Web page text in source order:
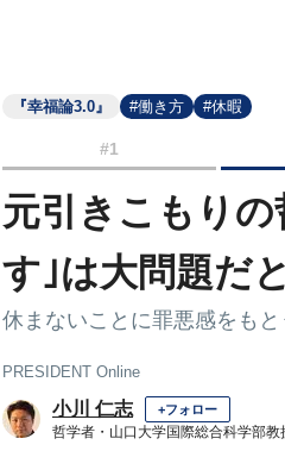
『幸福論3.0』 #働き方 #休暇
#1
元引きこもり
す｣は大問題だ
休まないことに罪悪感をもと
PRESIDENT Online
小川 仁志 +フォロー
哲学者・山口大学国際総合科学部教